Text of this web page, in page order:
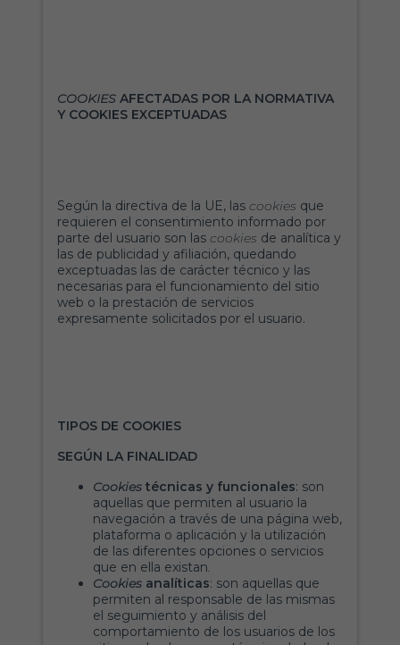
COOKIES AFECTADAS POR LA NORMATIVA
Y COOKIES EXCEPTUADAS
Según la directiva de la UE, las cookies que
requieren el consentimiento informado por
parte del usuario son las cookies de analítica y
las de publicidad y afiliación, quedando
exceptuadas las de carácter técnico y las
necesarias para el funcionamiento del sitio
web o la prestación de servicios
expresamente solicitados por el usuario.
TIPOS DE COOKIES
SEGÚN LA FINALIDAD
Cookies técnicas y funcionales: son
aquellas que permiten al usuario la
navegación a través de una página web,
plataforma o aplicación y la utilización
de las diferentes opciones o servicios
que en ella existan.
Cookies analíticas: son aquellas que
permiten al responsable de las mismas
el seguimiento y análisis del
comportamiento de los usuarios de los